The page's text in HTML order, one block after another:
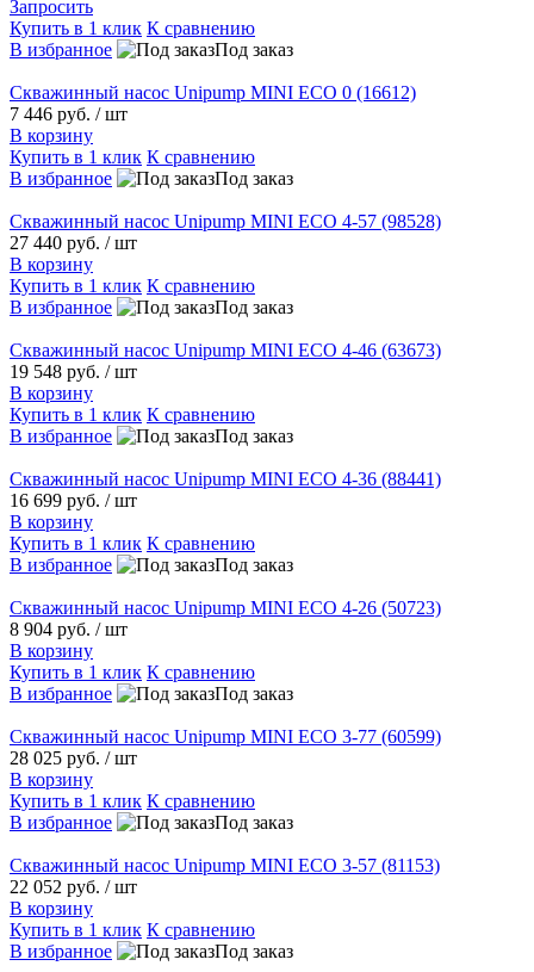
Запросить
Купить в 1 клик К сравнению
В избранное
Под заказ
Скважинный насос Unipump MINI ECO 0 (16612)
7 446 руб. / шт
В корзину
Купить в 1 клик К сравнению
В избранное
Под заказ
Скважинный насос Unipump MINI ECO 4-57 (98528)
27 440 руб. / шт
В корзину
Купить в 1 клик К сравнению
В избранное
Под заказ
Скважинный насос Unipump MINI ECO 4-46 (63673)
19 548 руб. / шт
В корзину
Купить в 1 клик К сравнению
В избранное
Под заказ
Скважинный насос Unipump MINI ECO 4-36 (88441)
16 699 руб. / шт
В корзину
Купить в 1 клик К сравнению
В избранное
Под заказ
Скважинный насос Unipump MINI ECO 4-26 (50723)
8 904 руб. / шт
В корзину
Купить в 1 клик К сравнению
В избранное
Под заказ
Скважинный насос Unipump MINI ECO 3-77 (60599)
28 025 руб. / шт
В корзину
Купить в 1 клик К сравнению
В избранное
Под заказ
Скважинный насос Unipump MINI ECO 3-57 (81153)
22 052 руб. / шт
В корзину
Купить в 1 клик К сравнению
В избранное
Под заказ